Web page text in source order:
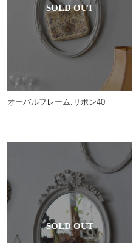
オーバルフレーム.リボン40